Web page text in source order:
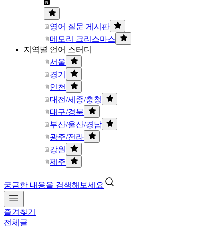
영어 질문 게시판
메모리 크리스마스
지역별 언어 스터디
서울
경기
인천
대전/세종/충청
대구/경북
부산/울산/경남
광주/전라
강원
제주
궁금한 내용을 검색해보세요
즐겨찾기
전체글